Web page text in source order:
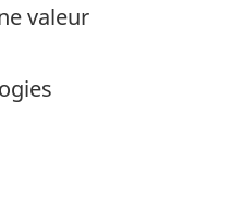
valeur